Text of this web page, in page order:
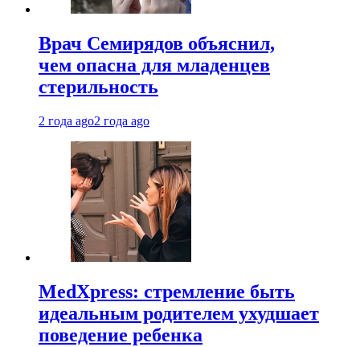
Врач Семирядов объяснил,
чем опасна для младенцев
стерильность
2 года ago2 года ago
MedXpress: стремление быть
идеальным родителем ухудшает
поведение ребенка